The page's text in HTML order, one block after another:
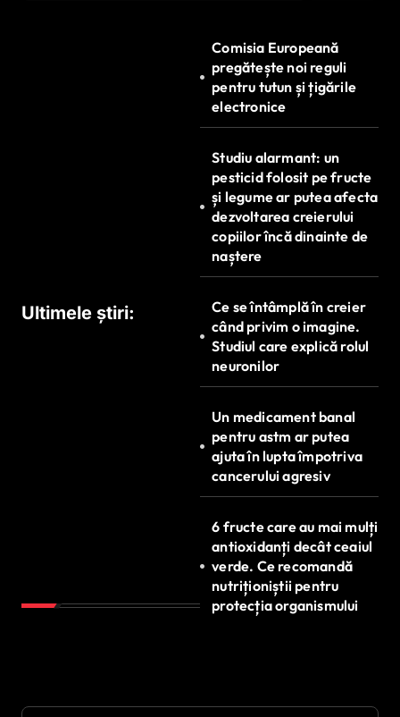
Ultimele știri:
Comisia Europeană
pregătește noi reguli
pentru tutun și țigările
electronice
Studiu alarmant: un
pesticid folosit pe fructe
și legume ar putea afecta
dezvoltarea creierului
copiilor încă dinainte de
naștere
Ce se întâmplă în creier
când privim o imagine.
Studiul care explică rolul
neuronilor
Un medicament banal
pentru astm ar putea
ajuta în lupta împotriva
cancerului agresiv
6 fructe care au mai mulți
antioxidanți decât ceaiul
verde. Ce recomandă
nutriționiștii pentru
protecția organismului